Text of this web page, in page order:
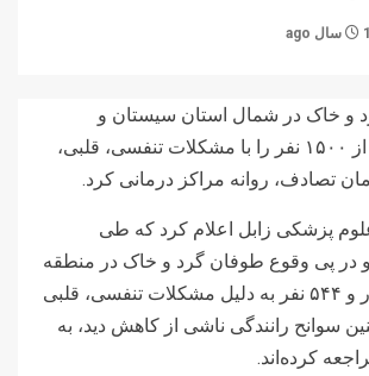
1 سال ago
و خاک در شمال استان سیستان و
بلوچستان، بیش از ۱۵۰۰ نفر را با مشکلات تنفسی، قلبی،
تصادف، روانه مراکز درمانی کرد.
پزشکی زابل اعلام کرد که طی
در پی وقوع طوفان گرد و خاک در منطقه
سیستان، یک‌هزار و ۵۴۴ نفر به دلیل مشکلات تنفسی، قلبی
سوانح رانندگی ناشی از کاهش دید، به
کرده‌اند.